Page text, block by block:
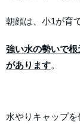
朝顔は、小1が育
強い水の勢いで
があります。
水やりキャップ